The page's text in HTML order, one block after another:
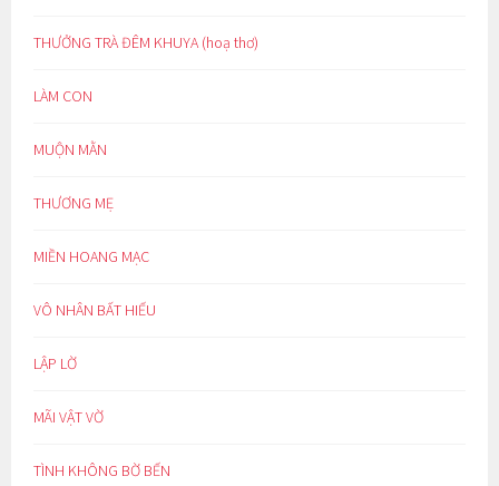
THƯỞNG TRÀ ĐÊM KHUYA (hoạ thơ)
LÀM CON
MUỘN MẰN
THƯƠNG MẸ
MIỀN HOANG MẠC
VÔ NHÂN BẤT HIẾU
LẬP LỜ
MÃI VẬT VỜ
TÌNH KHÔNG BỜ BẾN